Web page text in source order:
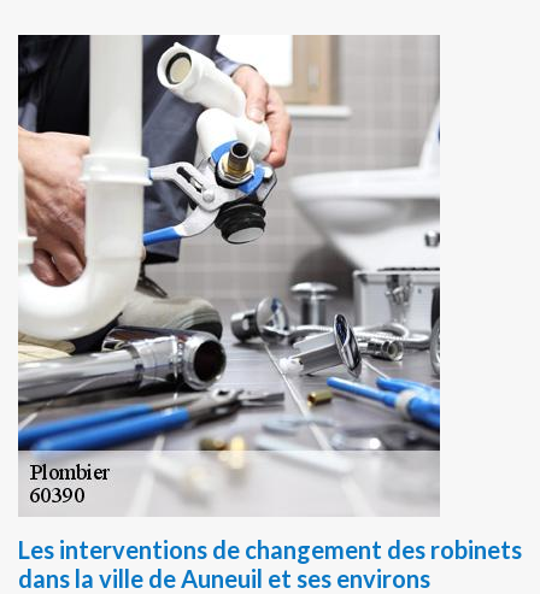
Les interventions de changement des robinets
dans la ville de Auneuil et ses environs